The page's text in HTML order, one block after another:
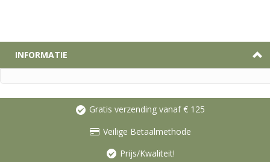
INFORMATIE
Gratis verzending vanaf € 125
Veilige Betaalmethode
Prijs/Kwaliteit!